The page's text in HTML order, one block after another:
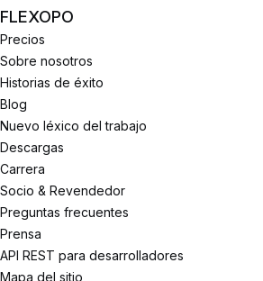
FLEXOPO
Precios
Sobre nosotros
Historias de éxito
Blog
Nuevo léxico del trabajo
Descargas
carrera
Socio & Revendedor
Preguntas frecuentes
prensa
API REST para desarrolladores
Mapa del sitio